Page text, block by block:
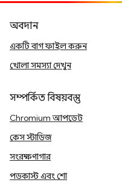
অবদান
একটি বাগ ফাইল করুন
খোলা সমস্যা দেখুন
সম্পর্কিত বিষয়বস্তু
Chromium আপডেট
কেস স্টাডিজ
সংরক্ষণাগার
পডকাস্ট এবং শো